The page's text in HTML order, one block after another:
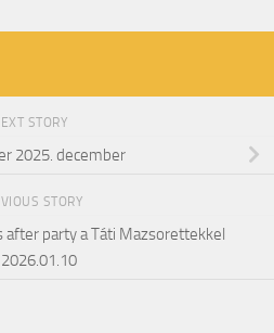
STORY
2025. december
STORY
after party a Táti Mazsorettekkel